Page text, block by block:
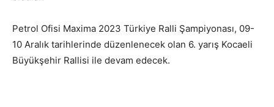
Petrol Ofisi Maxima 2023 Türkiye Ralli Şampiyonası, 09-
10 Aralık tarihlerinde düzenlenecek olan 6. yarış Kocaeli
Büyükşehir Rallisi ile devam edecek.